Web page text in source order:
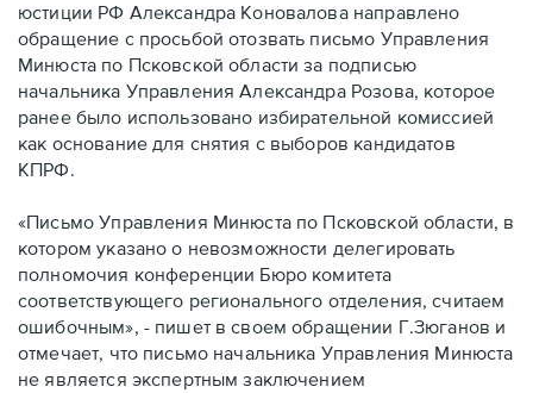
юстиции РФ Александра Коновалова направлено
обращение с просьбой отозвать письмо Управления
Минюста по Псковской области за подписью
начальника Управления Александра Розова, которое
ранее было использовано избирательной комиссией
как основание для снятия с выборов кандидатов
КПРФ.
«Письмо Управления Минюста по Псковской области, в
котором указано о невозможности делегировать
полномочия конференции Бюро комитета
соответствующего регионального отделения, считаем
ошибочным», - пишет в своем обращении Г.Зюганов и
отмечает, что письмо начальника Управления Минюста
не является экспертным заключением